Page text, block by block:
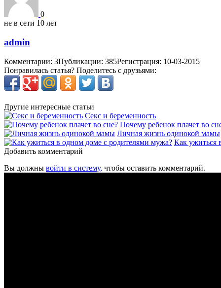
0
не в сети 10 лет
admin
Комментарии: 3Публикации: 385Регистрация: 10-03-2015
Понравилась статья? Поделитесь с друзьями:
Другие интересные статьи
Секс и беременность
Почему ребенок плачет во
Личная жизнь одинокой мамы
Как ужиться
Добавить комментарий
Вы должны войти в систему, чтобы оставить комментарий.